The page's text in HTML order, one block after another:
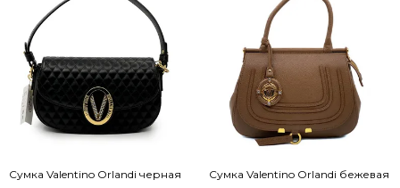
Сумка Valentino Orlandi черная
Сумка Valentino Orlandi бежевая